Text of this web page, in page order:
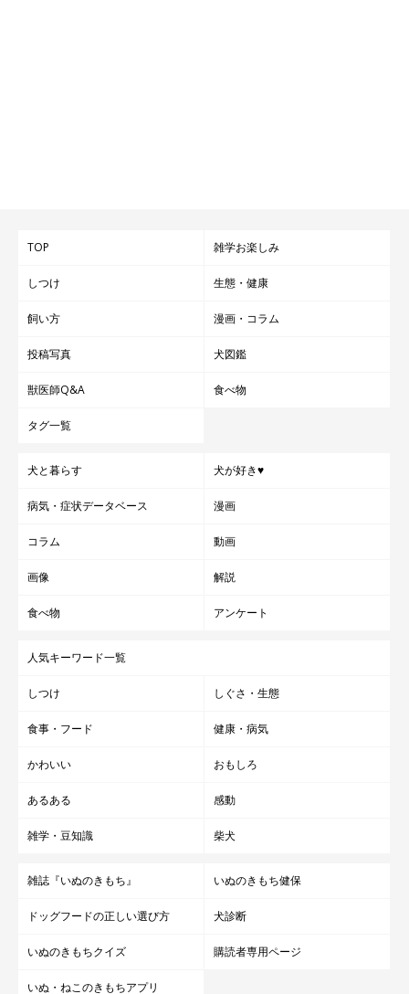
TOP 雑学お楽しみ
しつけ 生態・健康
飼い方 漫画・コラム
投稿写真 犬図鑑
獣医師Q&A 食べ物
タグ一覧
犬と暮らす 犬が好き♥
病気・症状データベース 漫画
コラム 動画
画像 解説
食べ物 アンケート
人気キーワード一覧
しつけ しぐさ・生態
食事・フード 健康・病気
かわいい おもしろ
あるある 感動
雑学・豆知識 柴犬
雑誌『いぬのきもち』 いぬのきもち健保
ドッグフードの正しい選び方 犬診断
いぬのきもちクイズ 購読者専用ページ
いぬ・ねこのきもちアプリ